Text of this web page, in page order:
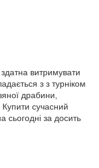
витримувати
з з турніком
драбини,
Купити сучасний
сьогодні за досить